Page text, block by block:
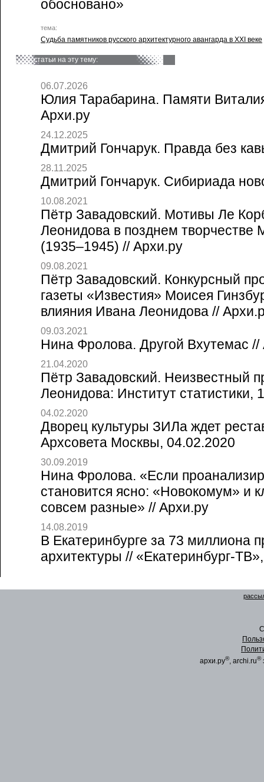
обосновано»
тема:
Судьба памятников русского архитектурного авангарда в XXI веке
статьи на эту тему:
06.07.2026
Юлия Тарабарина. Памяти
Архи.ру
24.12.2025
Дмитрий Гончарук. Правда без
28.11.2025
Дмитрий Гончарук. Сибириада
10.08.2021
Пётр Завадовский. Мотивы Ле
Леонидова в позднем творчестве
(1935–1945) // Архи.ру
09.08.2021
Пётр Завадовский. Конкурсный
газеты «Известия» Моисея
влияния Ивана Леонидова //
09.03.2021
Нина Фролова. Другой Вхутемас //
21.04.2020
Пётр Завадовский. Неизвестный
Леонидова: Институт статистики,
04.02.2020
Дворец культуры ЗИЛа ждет
Архсовета Москвы, 04.02.2020
30.09.2019
Нина Фролова. «Если
становится ясно: «Новокомум» и
совсем разные» // Архи.ру
14.08.2019
В Екатеринбурге за 73 миллиона
архитектуры // «Екатеринбург-
архи.ру®, archi.ru®